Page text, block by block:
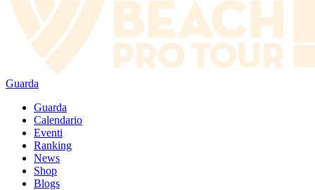
Guarda
Guarda
Calendario
Eventi
Ranking
News
Shop
Blogs